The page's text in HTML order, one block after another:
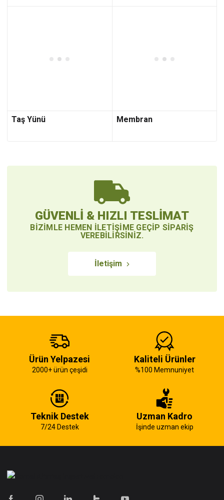
Taş Yünü Membran
GÜVENLI & HIZLI TESLIMAT
BIZIMLE HEMEN ILETIŞIME GEÇIP SIPARIŞ
VEREBILIRSINIZ.
İletişim
Ürün Yelpazesi
2000+ ürün çeşidi
Kaliteli Ürünler
%100 Memnuniyet
Teknik Destek
7/24 Destek
Uzman Kadro
İşinde uzman ekip